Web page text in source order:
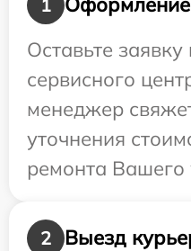
1
Оставьте заявку
сервисного
менеджер
уточнения
ремонта Вашего
2
Выезд